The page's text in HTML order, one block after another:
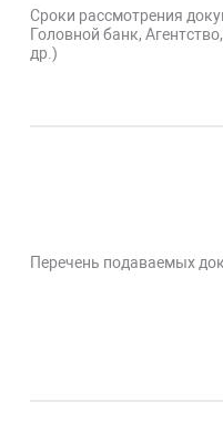
Сроки рассмотрения
Головной банк,
др.)
Перечень подаваемых